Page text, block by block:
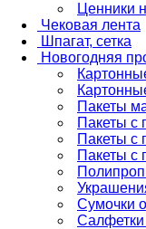
Ценники
Чековая лента
Шпагат, сетка
Новогодняя
Пакеты
Пакеты с
Пакеты с
Пакеты с
Сумочки